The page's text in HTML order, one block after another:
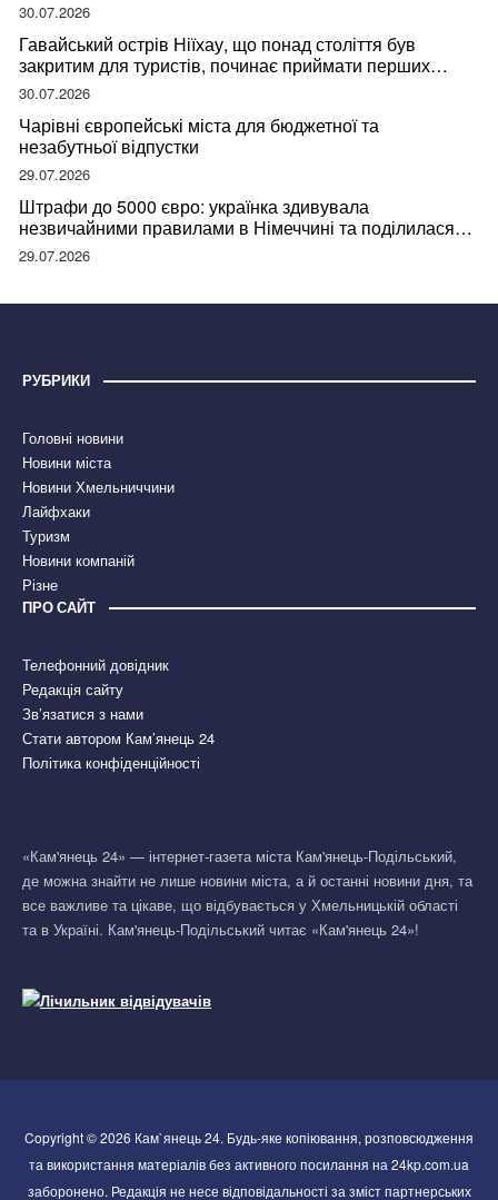
30.07.2026
Гавайський острів Ніїхау, що понад століття був
закритим для туристів, починає приймати перших
відвідувачів
30.07.2026
Чарівні європейські міста для бюджетної та
незабутньої відпустки
29.07.2026
Штрафи до 5000 євро: українка здивувала
незвичайними правилами в Німеччині та поділилася
правдою
29.07.2026
РУБРИКИ
Головні новини
Новини міста
Новини Хмельниччини
Лайфхаки
Туризм
Новини компаній
Різне
ПРО САЙТ
Телефонний довідник
Редакція сайту
Зв’язатися з нами
Стати автором Кам’янець 24
Політика конфіденційності
«Кам'янець 24» — інтернет-газета міста Кам'янець-Подільський,
де можна знайти не лише новини міста, а й останні новини дня, та
все важливе та цікаве, що відбувається у Хмельницькій області
та в Україні. Кам'янець-Подільський читає «Кам'янець 24»!
Copyright © 2026 Кам`янець 24. Будь-яке копіювання, розповсюдження
та використання матеріалів без активного посилання на 24kp.com.ua
заборонено. Редакція не несе відповідальності за зміст партнерських